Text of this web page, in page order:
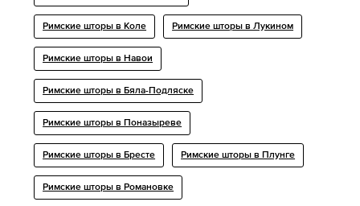
Римские шторы в Коле Римские шторы в Лукином
Римские шторы в Навои
Римские шторы в Бяла-Подляске
Римские шторы в Поназыреве
Римские шторы в Бресте Римские шторы в Плунге
Римские шторы в Романовке